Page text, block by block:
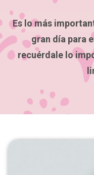
Es lo más
gran día para
recuérdale lo